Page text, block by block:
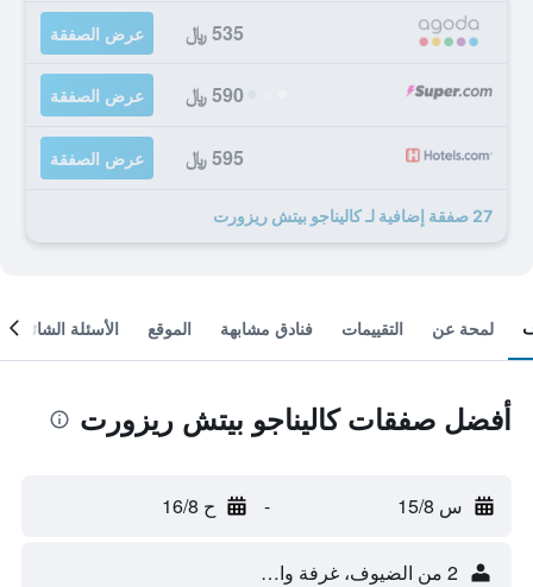
535 ﷼ عرض الصفقة
590 ﷼ عرض الصفقة
595 ﷼ عرض الصفقة
27 صفقة إضافية لـ كاليناجو بيتش ريزورت
لمحة عن التقييمات فنادق مشابهة الموقع الأسئلة الشائعة
أفضل صفقات كاليناجو بيتش ريزورت
س 15/8 - ح 16/8
2 من الضيوف، غرفة واحدة